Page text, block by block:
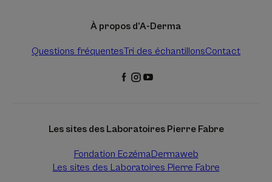
À propos d’A-Derma
Questions fréquentesTri des échantillonsContact
Les sites des Laboratoires Pierre Fabre
Fondation EczémaDermaweb
Les sites des Laboratoires Pierre Fabre